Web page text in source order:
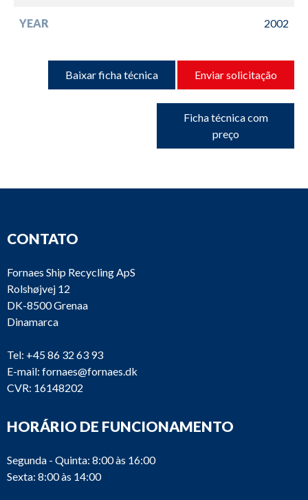
YEAR 2002
Baixar ficha técnica Enviar solicitação
Ficha técnica com
preço
CONTATO
Fornaes Ship Recycling ApS
Rolshøjvej 12
DK-8500 Grenaa
Dinamarca
Tel: +45 86 32 63 93
E-mail: fornaes@fornaes.dk
CVR: 16148202
HORÁRIO DE FUNCIONAMENTO
Segunda - Quinta: 8:00 às 16:00
Sexta: 8:00 às 14:00